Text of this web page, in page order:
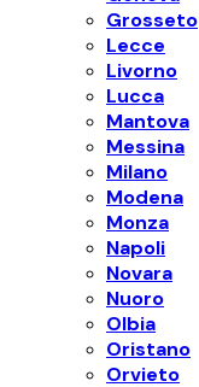
Grosseto
Lecce
Livorno
Lucca
Mantova
Messina
Milano
Modena
Monza
Napoli
Novara
Nuoro
Olbia
Oristano
Orvieto